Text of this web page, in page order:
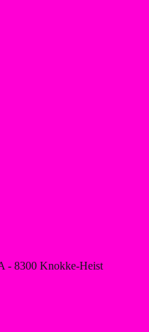
- 8300 Knokke-Heist